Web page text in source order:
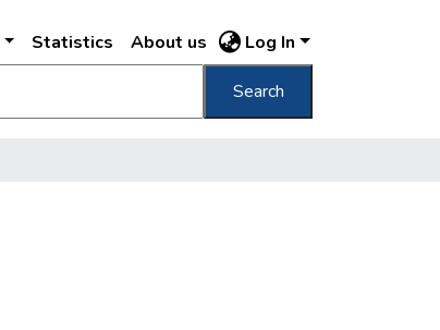
Statistics About us Log In
Search